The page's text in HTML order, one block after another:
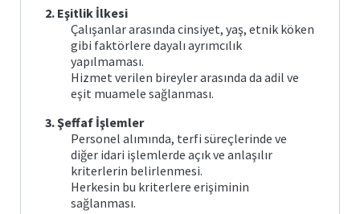
Öğrenci
Kulüpleri
Üniversite
Kütüphanesi
2. Eşitlik İlkesi
Çalışanlar arasında cinsiyet, yaş, etnik köken
gibi faktörlere dayalı ayrımcılık
yapılmaması.
Hizmet verilen bireyler arasında da adil ve
eşit muamele sağlanması.
3. Şeffaf İşlemler
Personel alımında, terfi süreçlerinde ve
diğer idari işlemlerde açık ve anlaşılır
kriterlerin belirlenmesi.
Herkesin bu kriterlere erişiminin
sağlanması.